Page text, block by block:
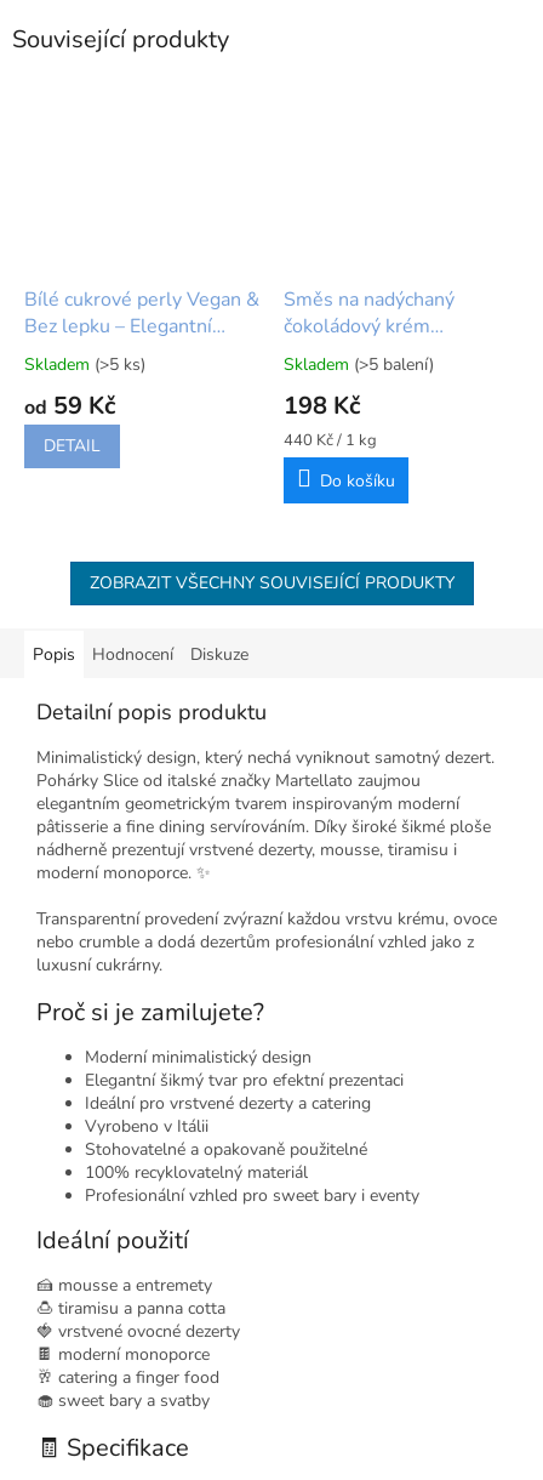
Související produkty
Bílé cukrové perly Vegan &
Bez lepku – Elegantní
zdobení na svatební dort
Průměrné
hodnocení
produktu
5,0
Skladem (>5 ks)
od 59 Kč
DETAIL
Směs na nadýchaný
čokoládový krém
Enchanted Cream Choco
450 g FunCakes
Průměrné
hodnocení
produktu
je
5,0
5
Skladem (>5 balení)
198 Kč
Měrná
cena:
440 Kč / 1 kg
Do košíku
ZOBRAZIT VŠECHNY SOUVISEJÍCÍ PRODUKTY
Popis Hodnocení Diskuze
Detailní popis produktu
Minimalistický design, který nechá vyniknout samotný dezert.
Pohárky Slice od italské značky Martellato zaujmou
elegantním geometrickým tvarem inspirovaným moderní
pâtisserie a fine dining servírováním. Díky široké šikmé ploše
nádherně prezentují vrstvené dezerty, mousse, tiramisu i
moderní monoporce. ✨
Transparentní provedení zvýrazní každou vrstvu krému, ovoce
nebo crumble a dodá dezertům profesionální vzhled jako z
luxusní cukrárny.
Proč si je zamilujete?
Moderní minimalistický design
Elegantní šikmý tvar pro efektní prezentaci
Ideální pro vrstvené dezerty a catering
Vyrobeno v Itálii
Stohovatelné a opakovaně použitelné
100% recyklovatelný materiál
Profesionální vzhled pro sweet bary i eventy
Ideální použití
🍰 mousse a entremety
🍮 tiramisu a panna cotta
🍓 vrstvené ovocné dezerty
🍫 moderní monoporce
🥂 catering a finger food
🧁 sweet bary a svatby
🧾 Specifikace